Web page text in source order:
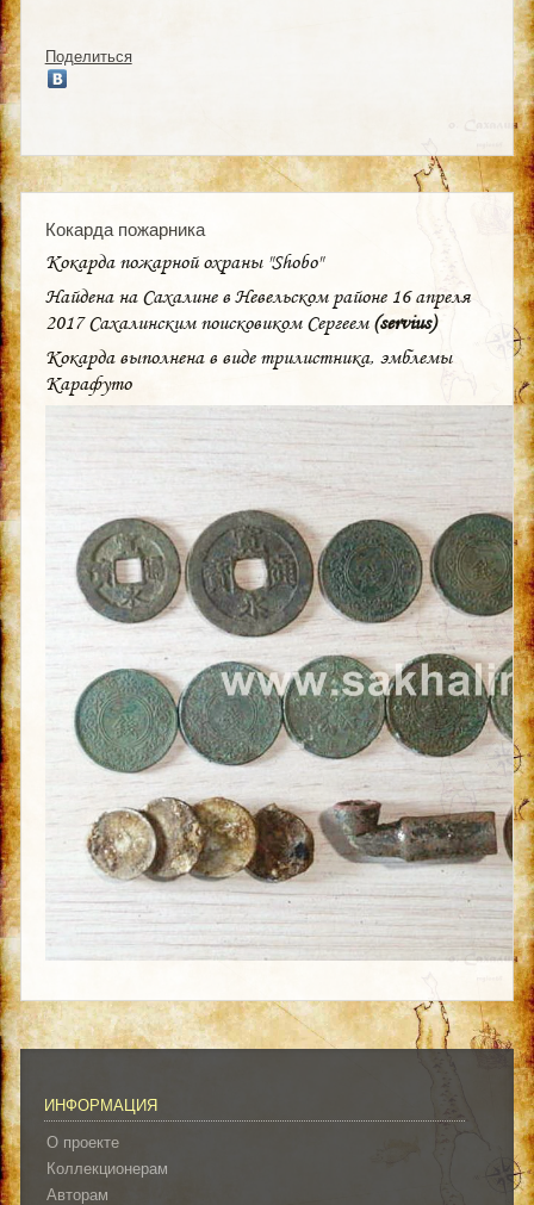
Поделиться
Кокарда пожарника
Кокарда пожарной охраны "Shobo"
Найдена на Сахалине в Невельском районе 16 апреля
2017 Сахалинским поисковиком Сергеем(servius)
Кокарда выполнена в виде трилистника, эмблемы
Карафуто
ИНФОРМАЦИЯ
О проекте
Коллекционерам
Авторам